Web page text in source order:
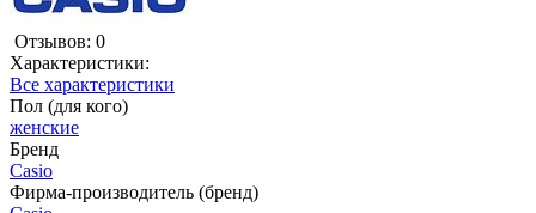
Отзывов: 0
Характеристики:
Все характеристики
Пол (для кого)
женские
Бренд
Casio
Фирма-производитель (бренд)